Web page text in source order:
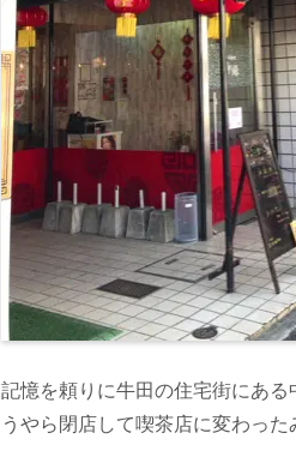
記憶を頼りに牛田の住宅街にあ
うやら閉店して喫茶店に変わった